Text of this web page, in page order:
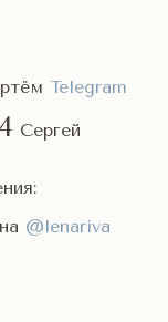
Telegram
Сергей
@lenariva